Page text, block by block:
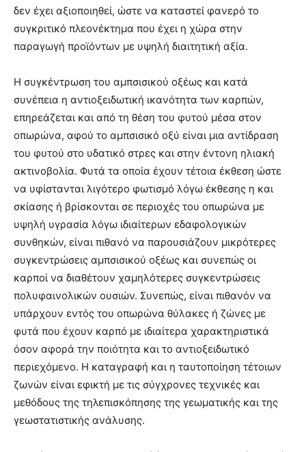
δεν έχει αξιοποιηθεί, ώστε να καταστεί φανερό το
συγκριτικό πλεονέκτημα που έχει η χώρα στην
παραγωγή προϊόντων με υψηλή διαιτητική αξία.
Η συγκέντρωση του αμπσισικού οξέως και κατά
συνέπεια η αντιοξειδωτική ικανότητα των καρπών,
επηρεάζεται και από τη θέση του φυτού μέσα στον
οπωρώνα, αφού το αμπσισικό οξύ είναι μια αντίδραση
του φυτού στο υδατικό στρες και στην έντονη ηλιακή
ακτινοβολία. Φυτά τα οποία έχουν τέτοια έκθεση ώστε
να υφίστανται λιγότερο φωτισμό λόγω έκθεσης η και
σκίασης ή βρίσκονται σε περιοχές του οπωρώνα με
υψηλή υγρασία λόγω ιδιαίτερων εδαφολογικών
συνθηκών, είναι πιθανό να παρουσιάζουν μικρότερες
συγκεντρώσεις αμπσισικού οξέως και συνεπώς οι
καρποί να διαθέτουν χαμηλότερες συγκεντρώσεις
πολυφαινολικών ουσιών. Συνεπώς, είναι πιθανόν να
υπάρχουν εντός του οπωρώνα θύλακες ή ζώνες με
φυτά που έχουν καρπό με ιδιαίτερα χαρακτηριστικά
όσον αφορά την ποιότητα και το αντιοξειδωτικό
περιεχόμενο. Η καταγραφή και η ταυτοποίηση τέτοιων
ζωνών είναι εφικτή με τις σύγχρονες τεχνικές και
μεθόδους της τηλεπισκόπησης της γεωματικής και της
γεωστατιστικής ανάλυσης.